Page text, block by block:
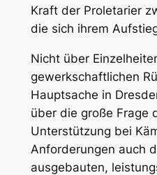
Kraft der Proletarier
die sich ihrem
Nicht über
gewerkschaftlichen
Hauptsache in
über die große Frage
Unterstützung bei
Anforderungen auch
ausgebauten,